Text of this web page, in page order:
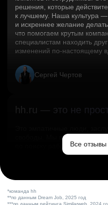
решения, которые
к лучшему. Наша культура —
и искреннее желание
что помогаем крутым
специалистам находить
изменений по‑настоящему
Сергей Чертов
hh.ru — это не
свободы. Мы помогаем
по поиску работы в стране.
Все отзывы
*команда hh
**по данным Dream Job, 2025 год
***по данным рейтинга Similarweb, 2024